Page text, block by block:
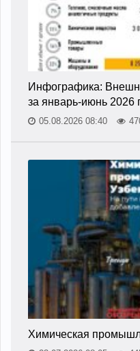
Инфографика:
за январь-июнь 2026
05.08.2026 08:40
Химическая